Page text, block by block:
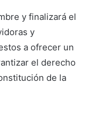
y finalizará el
y
a ofrecer un
el derecho
de la